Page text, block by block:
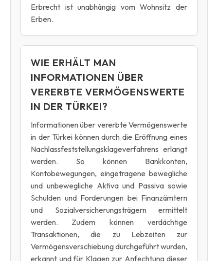
Erbrecht ist unabhängig vom Wohnsitz der
Erben.
WIE ERHÄLT MAN
INFORMATIONEN ÜBER
VERERBTE VERMÖGENSWERTE
IN DER TÜRKEI?
Informationen über vererbte Vermögenswerte
in der Türkei können durch die Eröffnung eines
Nachlassfeststellungsklageverfahrens erlangt
werden. So können Bankkonten,
Kontobewegungen, eingetragene bewegliche
und unbewegliche Aktiva und Passiva sowie
Schulden und Forderungen bei Finanzämtern
und Sozialversicherungsträgern ermittelt
werden. Zudem können verdächtige
Transaktionen, die zu Lebzeiten zur
Vermögensverschiebung durchgeführt wurden,
erkannt und für Klagen zur Anfechtung dieser